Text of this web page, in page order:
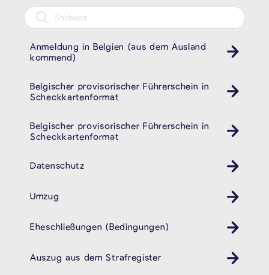
Anmeldung in Belgien (aus dem Ausland
kommend)
Belgischer provisorischer Führerschein in
Scheckkartenformat
Auto
Belgischer provisorischer Führerschein in
Scheckkartenformat
Auto
Datenschutz
Umzug
Eheschließungen (Bedingungen)
Auszug aus dem Strafregister